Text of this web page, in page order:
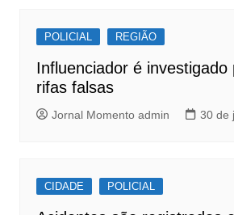
POLICIAL REGIÃO
Influenciador é investigado
rifas falsas
Jornal Momento admin 30 de
CIDADE POLICIAL